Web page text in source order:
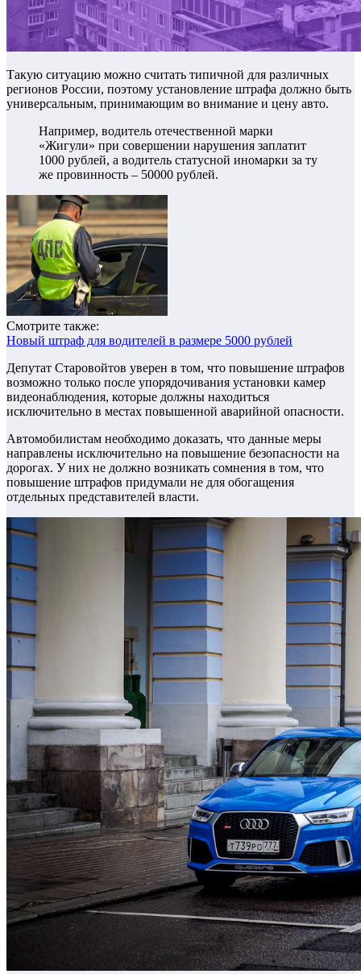
Такую ситуацию можно считать типичной для различных
регионов России, поэтому установление штрафа должно быть
универсальным, принимающим во внимание и цену авто.
Например, водитель отечественной марки
«Жигули» при совершении нарушения заплатит
1000 рублей, а водитель статусной иномарки за ту
же провинность – 50000 рублей.
Смотрите также:
Новый штраф для водителей в размере 5000 рублей
Депутат Старовойтов уверен в том, что повышение штрафов
возможно только после упорядочивания установки камер
видеонаблюдения, которые должны находиться
исключительно в местах повышенной аварийной опасности.
Автомобилистам необходимо доказать, что данные меры
направлены исключительно на повышение безопасности на
дорогах. У них не должно возникать сомнения в том, что
повышение штрафов придумали не для обогащения
отдельных представителей власти.